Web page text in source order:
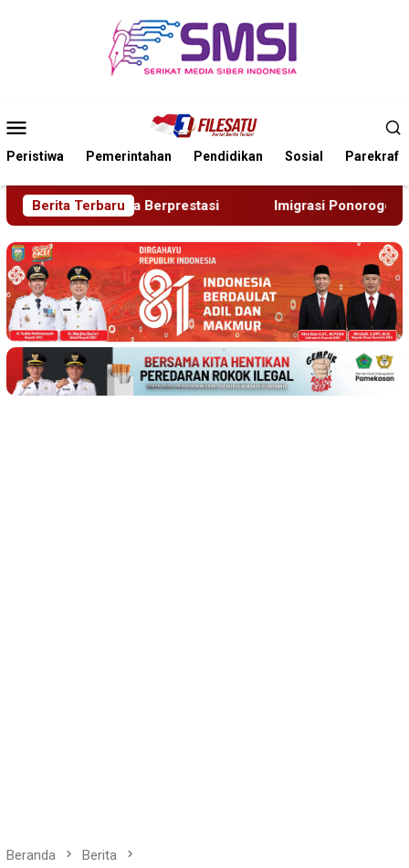
Mobile
Peristiwa Pemerintahan Pendidikan Sosial Parekraf
Berita Terbaru
Imigrasi Ponorogo Deportasi Satu WN Tiongkok
Beranda Berita